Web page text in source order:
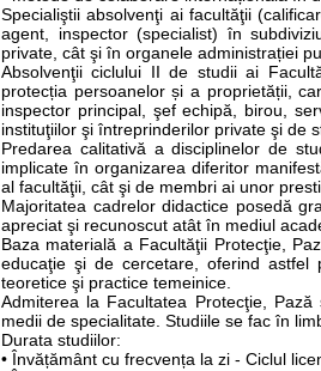
Specialiştii absolvenţi ai facultăţii
agent, inspector (specialist) în
private, cât şi în organele administrației
Absolvenţii ciclului II de studii ai
protecția persoanelor și a proprietății,
inspector principal, şef echipă, birou,
instituţiilor şi întreprinderilor private şi de
Predarea calitativă a disciplinelor de
implicate în organizarea diferitor
al facultăţii, cât şi de membri ai unor
Majoritatea cadrelor didactice posedă
apreciat şi recunoscut atât în mediul
Baza materială a Facultăţii Protecţie,
educaţie şi de cercetare, oferind astfel
teoretice şi practice temeinice.
Admiterea la Facultatea Protecţie,
medii de specialitate. Studiile se fac în
Durata studiilor:
• Învățământ cu frecvența la zi - Ciclul